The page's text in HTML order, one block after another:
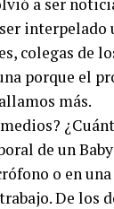
interpelado
colegas de
porque el
más.
de un
o en
De los